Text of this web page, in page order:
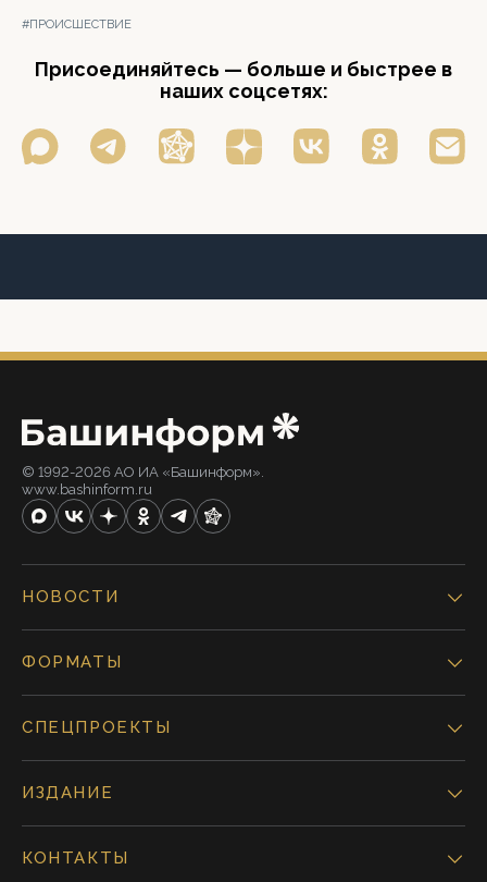
#ПРОИСШЕСТВИЕ
Присоединяйтесь — больше и быстрее в
наших соцсетях:
© 1992-2026 АО ИА «Башинформ».
www.bashinform.ru
НОВОСТИ
ФОРМАТЫ
СПЕЦПРОЕКТЫ
ИЗДАНИЕ
КОНТАКТЫ